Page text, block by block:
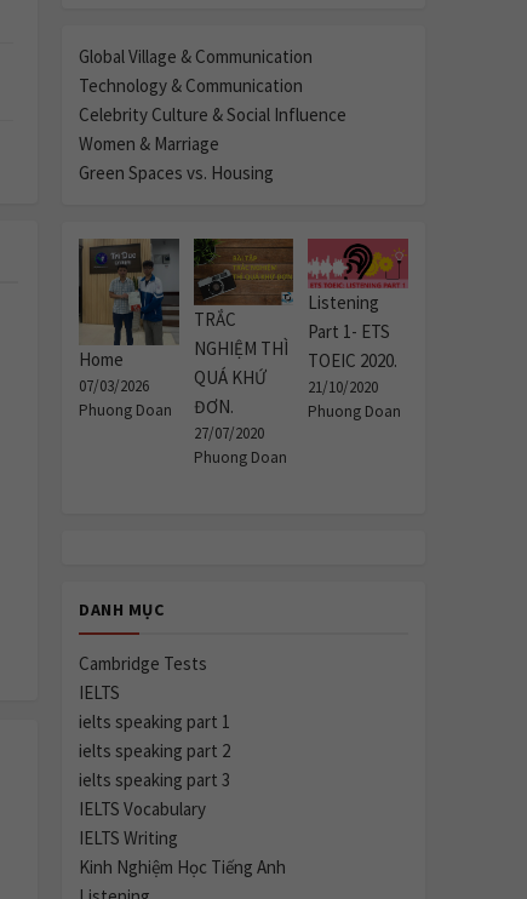
Global Village & Communication
Technology & Communication
Celebrity Culture & Social Influence
Women & Marriage
Green Spaces vs. Housing
Home
07/03/2026
Phuong Doan
TRẮC
NGHIỆM THÌ
QUÁ KHỨ
ĐƠN.
27/07/2020
Phuong Doan
Listening
Part 1- ETS
TOEIC 2020.
21/10/2020
Phuong Doan
DANH MỤC
Cambridge Tests
IELTS
ielts speaking part 1
ielts speaking part 2
ielts speaking part 3
IELTS Vocabulary
IELTS Writing
Kinh Nghiệm Học Tiếng Anh